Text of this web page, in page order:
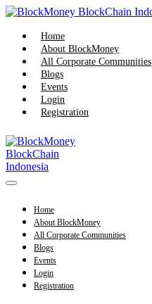
Skip
content
Home
About BlockMoney
All Corporate Communities
Blogs
Events
Login
Registration
Menu
Home
About BlockMoney
All Corporate Communities
Blogs
Events
Login
Registration